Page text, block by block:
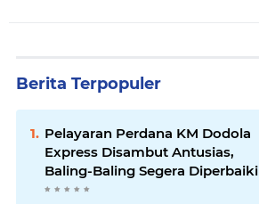
Berita Terpopuler
Pelayaran Perdana KM Dodola
Express Disambut Antusias,
Baling-Baling Segera Diperbaiki